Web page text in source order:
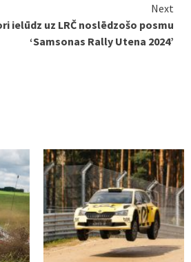
Next
ielūdz uz LRČ noslēdzošo posmu
‘Samsonas Rally Utena 2024’